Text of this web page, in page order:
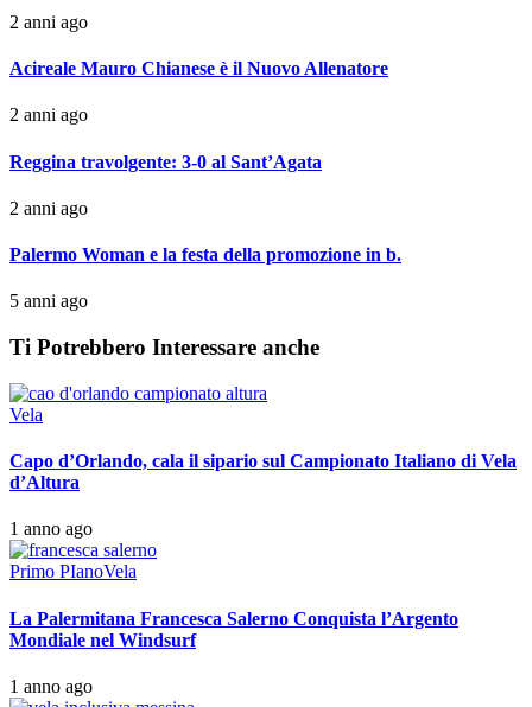
2 anni ago
Acireale Mauro Chianese è il Nuovo Allenatore
2 anni ago
Reggina travolgente: 3-0 al Sant’Agata
2 anni ago
Palermo Woman e la festa della promozione in b.
5 anni ago
Ti Potrebbero Interessare anche
Vela
Capo d’Orlando, cala il sipario sul Campionato Italiano di Vela
d’Altura
1 anno ago
Primo PIanoVela
La Palermitana Francesca Salerno Conquista l’Argento
Mondiale nel Windsurf
1 anno ago